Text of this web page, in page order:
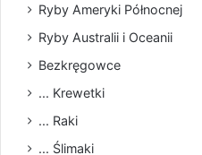
Ryby Ameryki Północnej
Ryby Australii i Oceanii
Bezkręgowce
... Krewetki
... Raki
... Ślimaki